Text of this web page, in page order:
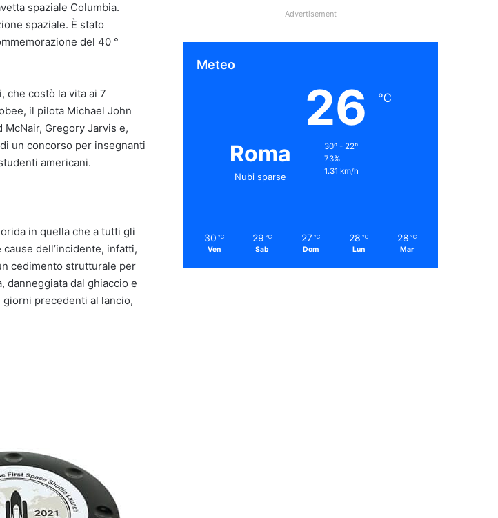
spaziale Columbia.
spaziale. È stato
del 40 °
che costò la vita ai 7
il pilota Michael John
Gregory Jarvis e,
un concorso per insegnanti
americani.
in quella che a tutti gli
dell’incidente, infatti,
cedimento strutturale per
danneggiata dal ghiaccio e
precedenti al lancio,
Advertisement
Meteo
Roma
Nubi sparse
26 ℃
30º - 22º
73%
1.31 km/h
30 ℃
Ven
29 ℃
Sab
27 ℃
Dom
28 ℃
Lun
28 ℃
Mar